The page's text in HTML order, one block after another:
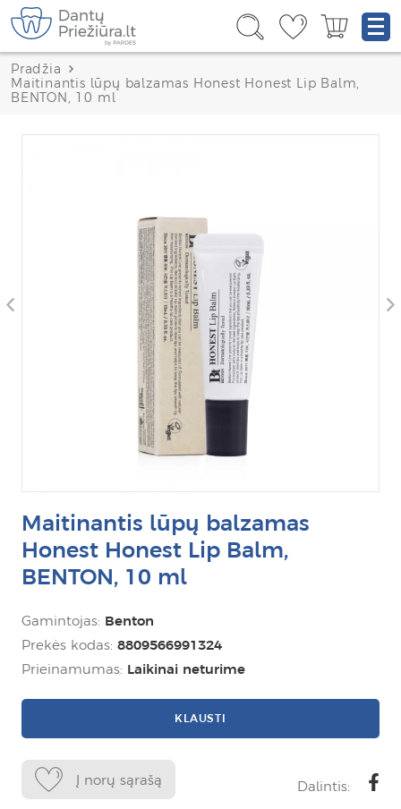
Pradžia
Maitinantis lūpų balzamas Honest Honest Lip Balm,
BENTON, 10 ml
Maitinantis lūpų balzamas
Honest Honest Lip Balm,
BENTON, 10 ml
Gamintojas: Benton
Prekės kodas: 8809566991324
Prieinamumas: Laikinai neturime
KLAUSTI
Į norų sąrašą Dalintis: